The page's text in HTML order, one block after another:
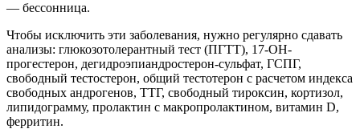
— бессонница.
Чтобы исключить эти заболевания, нужно регулярно сдавать
анализы: глюкозотолерантный тест (ПГТТ), 17-ОН-
прогестерон, дегидроэпиандростерон-сульфат, ГСПГ,
свободный тестостерон, общий тестотерон с расчетом индекса
свободных андрогенов, ТТГ, свободный тироксин, кортизол,
липидограмму, пролактин с макропролактином, витамин D,
ферритин.